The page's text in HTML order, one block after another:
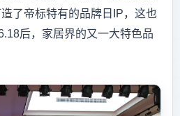
了帝标特有的品牌日IP，这也
后，家居界的又一大特色品